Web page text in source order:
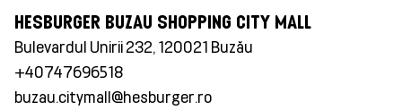
HESBURGER BUZAU SHOPPING CITY MALL
Bulevardul Unirii 232, 120021 Buzău
+40747696518
buzau.citymall@hesburger.ro